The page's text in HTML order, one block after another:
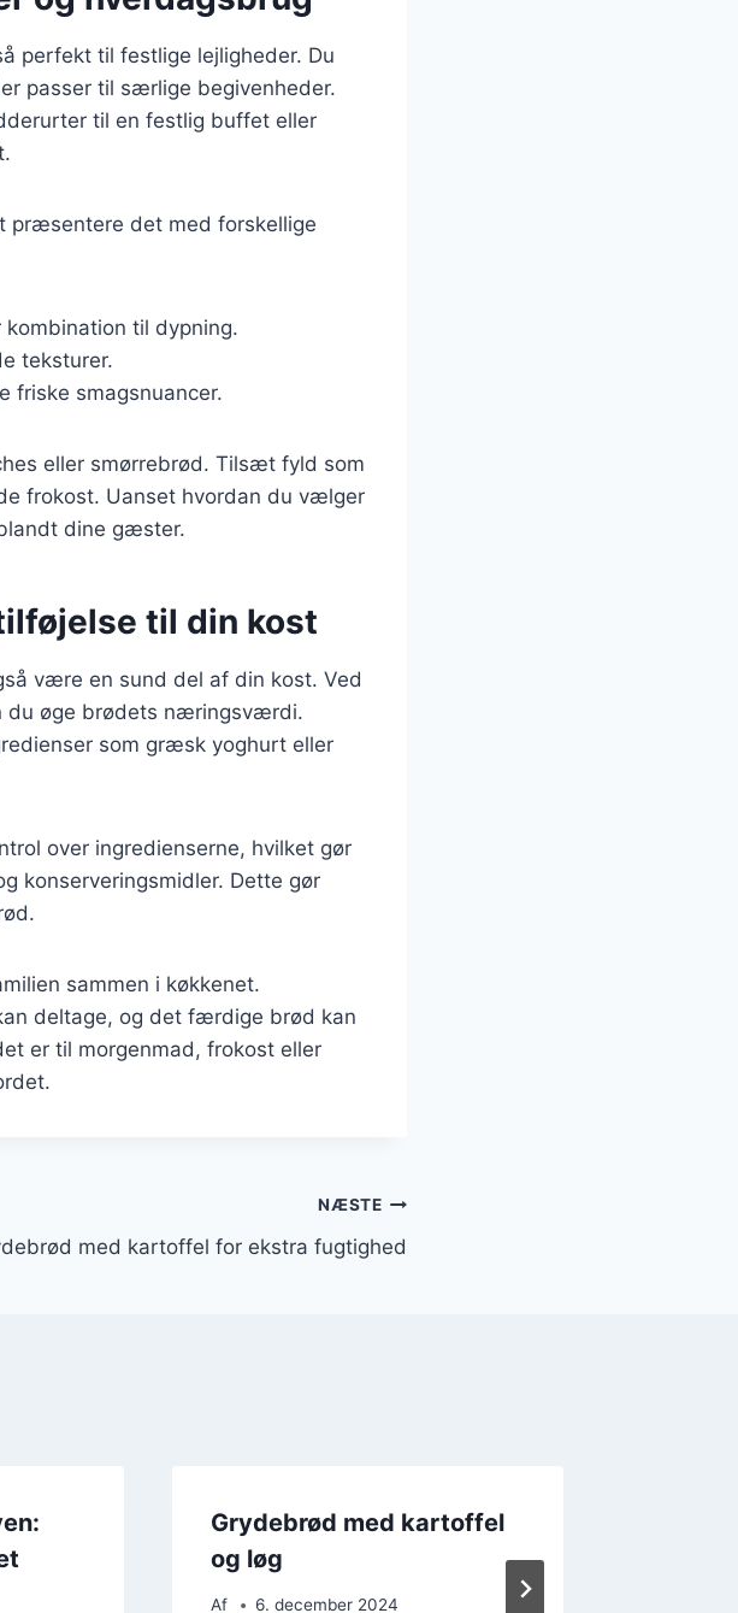
perfekt til festlige lejligheder. Du
passer til særlige begivenheder.
til en festlig buffet eller
præsentere det med forskellige
til dypning.
teksturer.
friske smagsnuancer.
eller smørrebrød. Tilsæt fyld som
frokost. Uanset hvordan du vælger
dine gæster.
til din kost
være en sund del af din kost. Ved
du øge brødets næringsværdi.
som græsk yoghurt eller
over ingredienserne, hvilket gør
konserveringsmidler. Dette gør
sammen i køkkenet.
deltage, og det færdige brød kan
er til morgenmad, frokost eller
NÆSTE
med kartoffel for ekstra fugtighed
Grydebrød med kartoffel
og løg
Af 6. december 2024